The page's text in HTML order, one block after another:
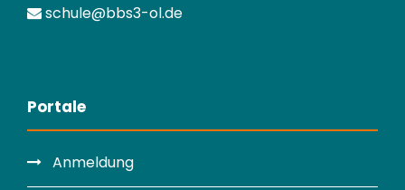
schule@bbs3-ol.de
Portale
Anmeldung